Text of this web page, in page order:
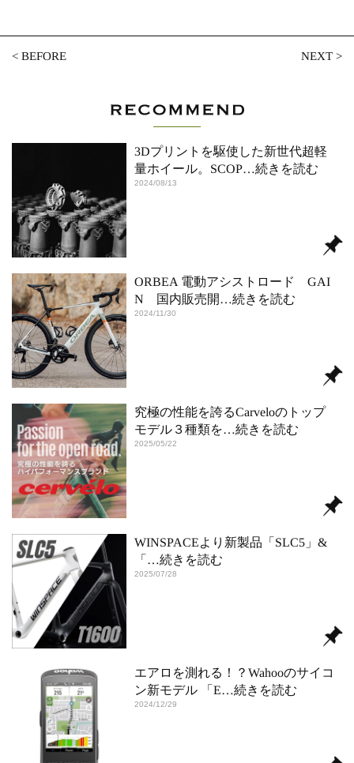
<BEFORE NEXT>
3Dプリントを駆使した新世代超軽
量ホイール。SCOP…続きを読む
2024/08/13
ORBEA 電動アシストロード GAI
N 国内販売開 …続きを読む
2024/11/30
究極の性能を誇るCarveloのトップ
モデル３種類を…続きを読む
2025/05/22
WINSPACEより新製品「SLC5」&
「 …続きを読む
2025/07/28
エアロを測れる！？Wahooのサイコ
ン新モデル 「E…続きを読む
2024/12/29